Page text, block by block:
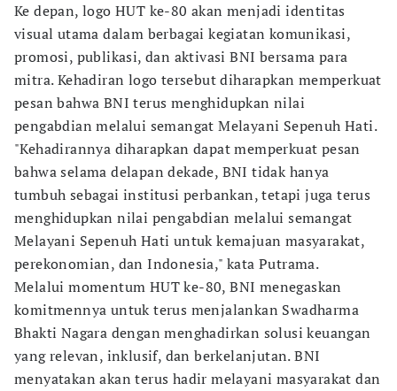
Ke depan, logo HUT ke-80 akan menjadi identitas
visual utama dalam berbagai kegiatan komunikasi,
promosi, publikasi, dan aktivasi BNI bersama para
mitra. Kehadiran logo tersebut diharapkan memperkuat
pesan bahwa BNI terus menghidupkan nilai
pengabdian melalui semangat Melayani Sepenuh Hati.
"Kehadirannya diharapkan dapat memperkuat pesan
bahwa selama delapan dekade, BNI tidak hanya
tumbuh sebagai institusi perbankan, tetapi juga terus
menghidupkan nilai pengabdian melalui semangat
Melayani Sepenuh Hati untuk kemajuan masyarakat,
perekonomian, dan Indonesia," kata Putrama.
Melalui momentum HUT ke-80, BNI menegaskan
komitmennya untuk terus menjalankan Swadharma
Bhakti Nagara dengan menghadirkan solusi keuangan
yang relevan, inklusif, dan berkelanjutan. BNI
menyatakan akan terus hadir melayani masyarakat dan